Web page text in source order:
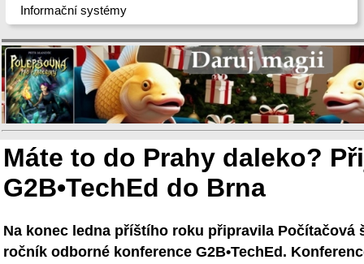
Informační systémy
Máte to do Prahy daleko?
G2B•TechEd do Brna
Na konec ledna příštího roku připravila Počítačová
ročník odborné konference G2B•TechEd.